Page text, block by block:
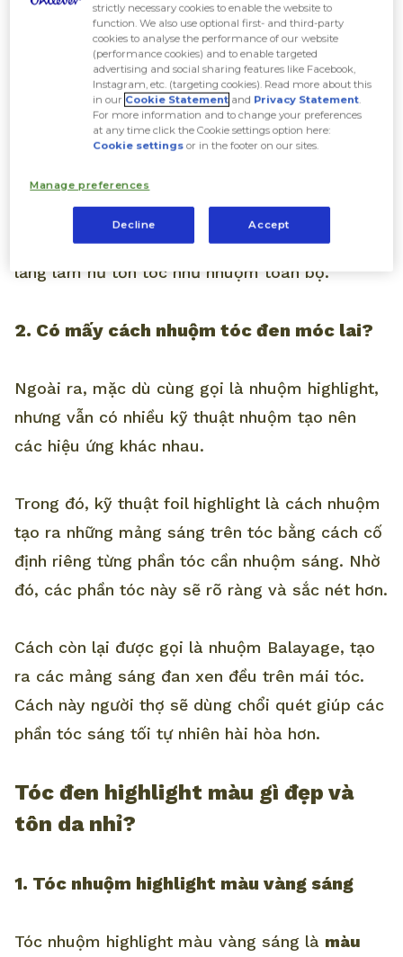
Móc lai hay highlight là kỹ thuật nhuộm tạo
điểm nhấn cho một phần mái tóc. Nhờ vậy, mái
tóc đen tuyền của bạn sẽ có những điểm sáng
thật bắt mắt và nổi bật. Kiểu tóc móc lai được
tạo ra bằng cách nhuộm xen kẽ các phần tóc
sáng hơn khoảng 2-3 tông để tạo hiệu ứng.
Những lọn tóc sáng màu nổi bật trên nền tóc
và thu hút hơn hẳn. Trong khi đó, không phải lo
lắng làm hư tổn tóc như nhuộm toàn bộ.
2. Có mấy cách nhuộm tóc đen móc lai?
Ngoài ra, mặc dù cùng gọi là nhuộm highlight,
nhưng vẫn có nhiều kỹ thuật nhuộm tạo nên
các hiệu ứng khác nhau.
Trong đó, kỹ thuật foil highlight là cách nhuộm
tạo ra những mảng sáng trên tóc bằng cách cố
định riêng từng phần tóc cần nhuộm sáng. Nhờ
đó, các phần tóc này sẽ rõ ràng và sắc nét hơn.
Cách còn lại được gọi là nhuộm Balayage, tạo
ra các mảng sáng đan xen đều trên mái tóc.
Cách này người thợ sẽ dùng chổi quét giúp các
phần tóc sáng tối tự nhiên hài hòa hơn.
Tóc đen highlight màu gì đẹp và
tôn da nhỉ?
1. Tóc nhuộm highlight màu vàng sáng
Tóc nhuộm highlight màu vàng sáng là màu
strictly necessary cookies to enable the website to
function. We also use optional first- and third-party
cookies to analyse the performance of our website
(performance cookies) and to enable targeted
advertising and social sharing features like Facebook,
Instagram, etc. (targeting cookies). Read more about this
in our Cookie Statement and Privacy Statement
For more information and to change your preferences
at any time click the Cookie settings option here:
Cookie settings or in the footer on our sites.
Manage preferences
Decline Accept